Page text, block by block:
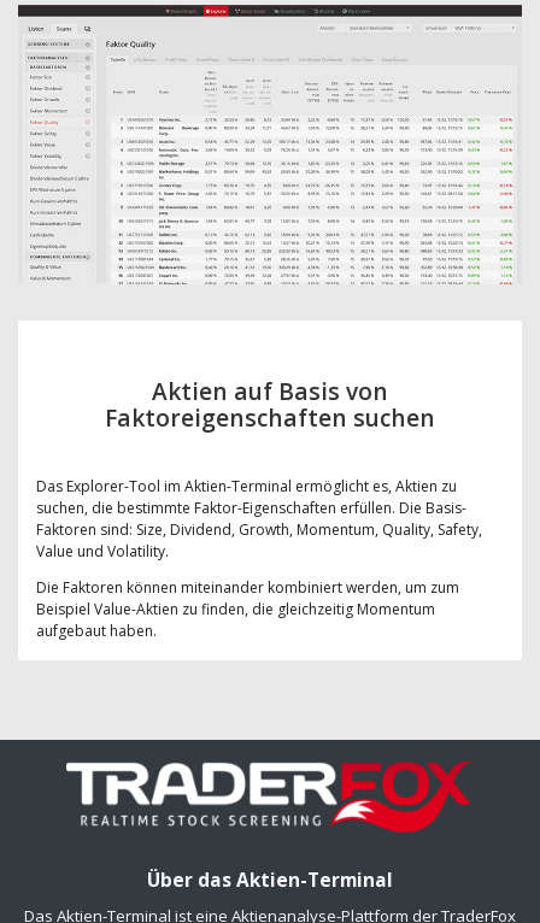
Aktien auf Basis von
Faktoreigenschaften suchen
Das Explorer-Tool im Aktien-Terminal ermöglicht es, Aktien zu
suchen, die bestimmte Faktor-Eigenschaften erfüllen. Die Basis-
Faktoren sind: Size, Dividend, Growth, Momentum, Quality, Safety,
Value und Volatility.
Die Faktoren können miteinander kombiniert werden, um zum
Beispiel Value-Aktien zu finden, die gleichzeitig Momentum
aufgebaut haben.
Über das Aktien-Terminal
Das Aktien-Terminal ist eine Aktienanalyse-Plattform der TraderFox